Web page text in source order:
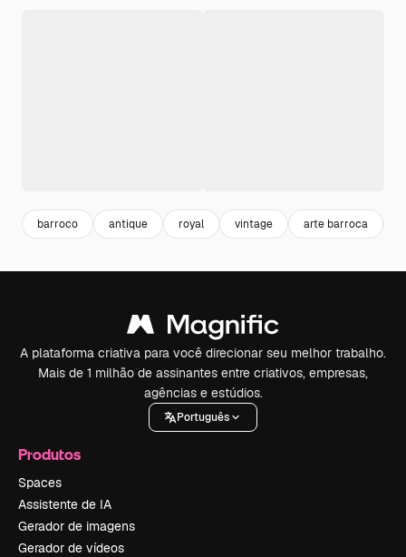
barroco antique royal vintage arte barroca
A plataforma criativa para você direcionar seu melhor trabalho.
Mais de 1 milhão de assinantes entre criativos, empresas,
agências e estúdios.
Português
Produtos
Spaces
Assistente de IA
Gerador de imagens
Gerador de vídeos